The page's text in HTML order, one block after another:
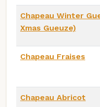
Chapeau Winter
Xmas Gueuze)
Chapeau Fraises
Chapeau Abricot